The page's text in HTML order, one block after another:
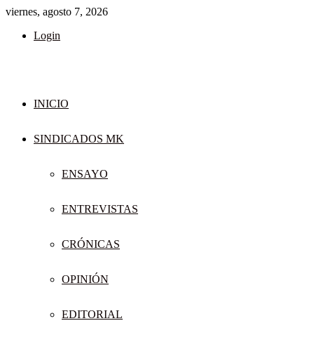
viernes, agosto 7, 2026
Login
INICIO
SINDICADOS MK
ENSAYO
ENTREVISTAS
CRÓNICAS
OPINIÓN
EDITORIAL